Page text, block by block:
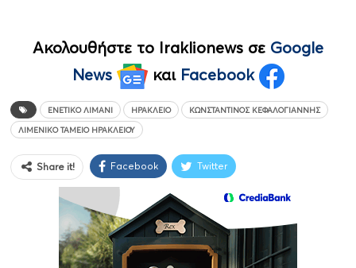
Ακολουθήστε το Iraklionews σε Google
News
και Facebook
ΕΝΕΤΙΚΌ ΛΙΜΆΝΙ ΗΡΆΚΛΕΙΟ ΚΩΝΣΤΑΝΤΊΝΟΣ ΚΕΦΑΛΟΓΙΆΝΝΗΣ
ΛΙΜΕΝΙΚΌ ΤΑΜΕΊΟ ΗΡΑΚΛΕΊΟΥ
Share it! Facebook Twitter